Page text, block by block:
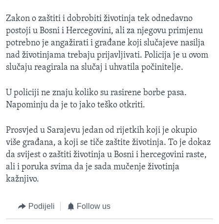
Zakon o zaštiti i dobrobiti životinja tek odnedavno
postoji u Bosni i Hercegovini, ali za njegovu primjenu
potrebno je angažirati i građane koji slučajeve nasilja
nad životinjama trebaju prijavljivati. Policija je u ovom
slučaju reagirala na slučaj i uhvatila počinitelje.
U policiji ne znaju koliko su rasirene borbe pasa.
Napominju da je to jako teško otkriti.
Prosvjed u Sarajevu jedan od rijetkih koji je okupio
više građana, a koji se tiče zaštite životinja. To je dokaz
da svijest o zaštiti životinja u Bosni i hercegovini raste,
ali i poruka svima da je sada mučenje životinja
kažnjivo.
Podijeli Follow us